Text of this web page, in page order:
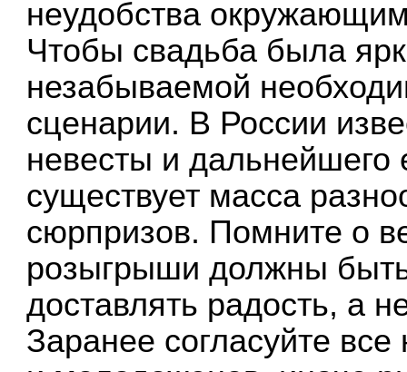
неудобства
Чтобы свадьба была
незабываемой
сценарии. В России
невесты и дальнейшего
существует масса
сюрпризов. Помните о
розыгрыши должны
доставлять радость, а
Заранее согласуйте